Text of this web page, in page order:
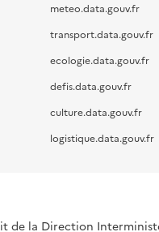
meteo.data.gouv.fr
transport.data.gouv.fr
ecologie.data.gouv.fr
defis.data.gouv.fr
culture.data.gouv.fr
logistique.data.gouv.fr
de la Direction